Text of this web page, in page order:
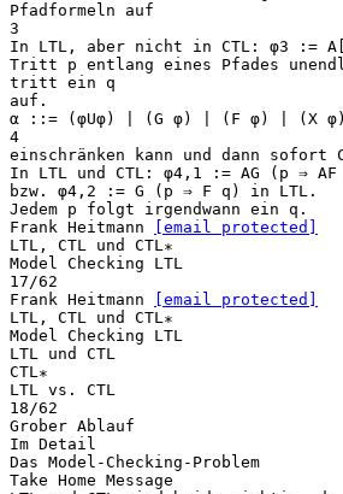
Pfadformeln auf
3
In LTL, aber nicht in CTL: φ3 :=
Tritt p entlang eines Pfades
tritt ein q
auf.
α ::= (φUφ) | (G φ) | (F φ) | (X φ)
4
einschränken kann und dann sofort
In LTL und CTL: φ4,1 := AG (p ⇒ AF
bzw. φ4,2 := G (p ⇒ F q) in LTL.
Jedem p folgt irgendwann ein q.
Frank Heitmann
[email protected]
LTL, CTL und CTL∗
Model Checking LTL
17/62
Frank Heitmann
[email protected]
LTL, CTL und CTL∗
Model Checking LTL
LTL und CTL
CTL∗
LTL vs. CTL
18/62
Grober Ablauf
Im Detail
Das Model-Checking-Problem
Take Home Message